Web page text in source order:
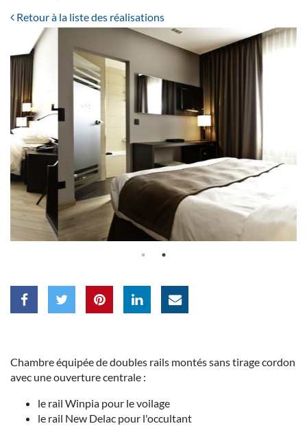
Retour à la liste des réalisations
Chambre équipée de doubles rails montés sans tirage cordon
avec une ouverture centrale :
le rail Winpia pour le voilage
le rail New Delac pour l'occultant